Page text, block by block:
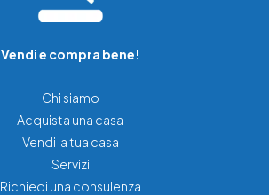
Vendi e compra bene!
Chi siamo
Acquista una casa
Vendi la tua casa
Servizi
Richiedi una consulenza